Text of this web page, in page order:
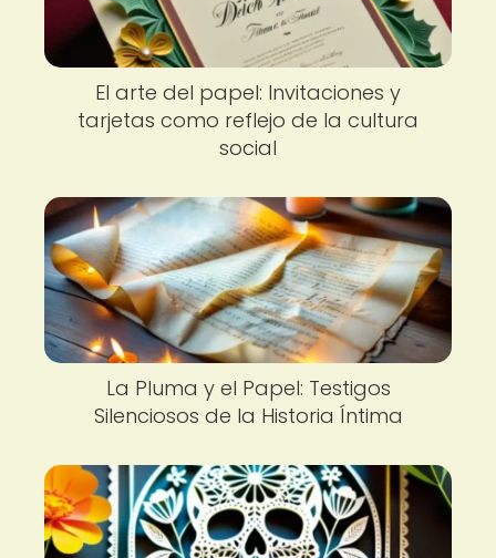
El arte del papel: Invitaciones y
tarjetas como reflejo de la cultura
social
La Pluma y el Papel: Testigos
Silenciosos de la Historia Íntima